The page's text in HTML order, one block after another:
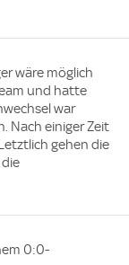
wäre möglich
und hatte
war
Nach einiger Zeit
gehen die
0:0-